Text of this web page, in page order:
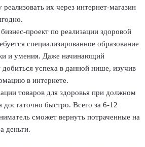
их через интернет-магазин
проект по реализации здоровой
специализированное образование
и умения. Даже начинающий
успеха в данной нише, изучив
в интернете.
товаров для здоровья при должном
достаточно быстро. Всего за 6-12
сможет вернуть потраченные на
деньги.